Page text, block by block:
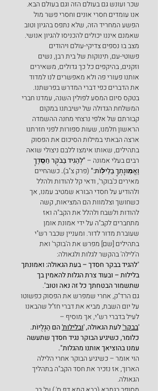
שכר ועונש גם בעולם הזה וגם בעולם הבא.
אנו עומדים חסרי אונים וחסרי פשר מול
הפשע המחריד הזה, שלא נתפס בהגיון וטוב
שאמנם איננו יכולים להכניסו להגיון אנושי.
מצב בו נספים צדיקי-עולם ויהודים
פשוטי-עם, תינוקות של בית רבן, נשים
וזקנים, בהיקפים כל כך גדולים, משאירים
אותנו פעורי פה ולא מאפשרים לנו למדוד
את הדברים כפי דברי המדרש בפרשתנו.
בטקס סיום המסע לפולין השנה, עמדנו חברי
המשלחת הגדולה של ישיבתנו במקום
קבורתם של אלפי נרצחי מחנה ההשמדה
הראשון חלמנו, שעות ספורות לפני חזרתנו
ארצה הבאתי במילות הסיכום את הפסוק
בתהילים, שאותו אימצו ללבם ניצולי שואה
רבים בעלי אמונה – "לְהַגִּיד בַּבֹּקֶר חַסְֽדֶּךָ
וֶאֱמֽוּנָתְךָ בַּלֵּילֽוֹת:" (פרק צ"ב). כשהחיים
מאירים כ'בוקר', ודאי קל להודות ולהלל
ולהודיע על חסדי הבורא שמטיב עמנו, אך
כשחושך וצלמוות הם המציאות, קשה
להודות ולשבח ולהלל את הקב"ה ואז
מתחברים לקב"ה על ידי אמונת אומן
שעוברת מדור לדור. ומעניין שכבר רש"י
בתהילים [שם] מפרש את ה'בוקר' ואת
ה'לילה' בהקשר לגלות ולגאולה:
"להגיד בבקר חסדך – בעת הגאולה: ואמונתך
בלילות – ובעוד צרת הגלות להאמין בך
שתשמור הבטחתך כל זה נאה וטוב".
גם הרד"ק, אחרי שמפרש את הפסוק כפשוטו
על יום השבת, מביא את דברי חז"ל שהבאנו
לעיל בדברי רש"י, אך מוסיף –
'בבקר' לעת הגאולה, 'ובלילות' הם הַגָּלֻיּוֹת.
כלומר, כשיגיע הבוקר נגיד חסדך שתעשה
עמנו בהוציאך אותנו מהגלות".
הוי אומר – כשיגיע הבוקר אחרי הלילה
הארוך, אז נזכיר את חסד הקב"ה בתהליך
הגאולה.